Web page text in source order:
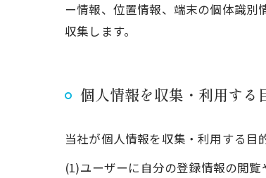
ー情報、位置情報、端末の個体識
収集します。
個人情報を収集・利用する
当社が個人情報を収集・利用する目
(1)ユーザーに自分の登録情報の閲